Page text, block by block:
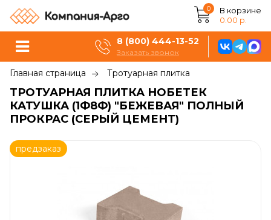
0
В корзине
0.00 р.
8 (800) 444-13-52
Заказать звонок
Главная страница Тротуарная плитка
ТРОТУАРНАЯ ПЛИТКА НОБЕТЕК
КАТУШКА (1Ф8Ф) "БЕЖЕВАЯ" ПОЛНЫЙ
ПРОКРАС (СЕРЫЙ ЦЕМЕНТ)
предзаказ